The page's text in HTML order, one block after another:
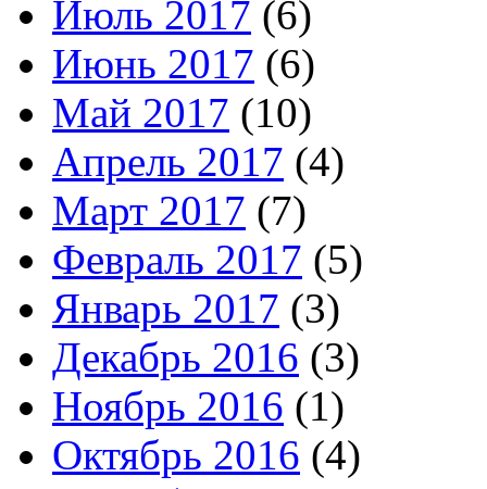
Июль 2017 (6)
Июнь 2017 (6)
Май 2017 (10)
Апрель 2017 (4)
Март 2017 (7)
Февраль 2017 (5)
Январь 2017 (3)
Декабрь 2016 (3)
Ноябрь 2016 (1)
Октябрь 2016 (4)